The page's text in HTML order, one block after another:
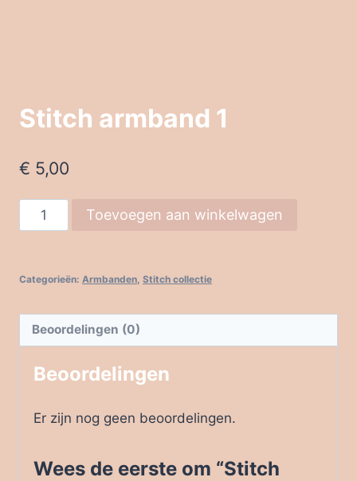
Stitch armband 1
€ 5,00
Stitch
armband
aantal
Toevoegen aan winkelwagen
Categorieën: Armbanden Stitch collectie
Beoordelingen (0)
Beoordelingen
Er zijn nog geen beoordelingen.
Wees de eerste om “Stitch